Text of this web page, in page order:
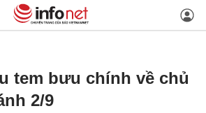
tem bưu chính về chủ
2/9